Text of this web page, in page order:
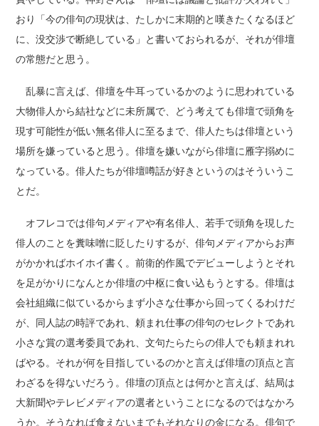
おり「今の俳句の現状は、たしかに末期的と嘆きたくなるほど
に、没交渉で断絶している」と書いておられるが、それが俳壇
の常態だと思う。
乱暴に言えば、俳壇を牛耳っているかのように思われている
大物俳人から結社などに未所属で、どう考えても俳壇で頭角を
現す可能性が低い無名俳人に至るまで、俳人たちは俳壇という
場所を嫌っていると思う。俳壇を嫌いながら俳壇に雁字搦めに
なっている。俳人たちが俳壇噂話が好きというのはそういうこ
とだ。
オフレコでは俳句メディアや有名俳人、若手で頭角を現した
俳人のことを糞味噌に貶したりするが、俳句メディアからお声
がかかればホイホイ書く。前衛的作風でデビューしようとそれ
を足がかりになんとか俳壇の中枢に食い込もうとする。俳壇は
会社組織に似ているからまず小さな仕事から回ってくるわけだ
が、同人誌の時評であれ、頼まれ仕事の俳句のセレクトであれ
小さな賞の選考委員であれ、文句たらたらの俳人でも頼まれれ
ばやる。それが何を目指しているのかと言えば俳壇の頂点と言
わざるを得ないだろう。俳壇の頂点とは何かと言えば、結局は
大新聞やテレビメディアの選者ということになるのではなかろ
うか。そうなれば食えないまでもそれなりの金になる。俳句で